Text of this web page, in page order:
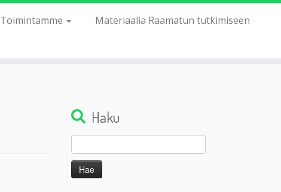
Toimintamme
Materiaalia Raamatun tutkimiseen
Haku
Haku: